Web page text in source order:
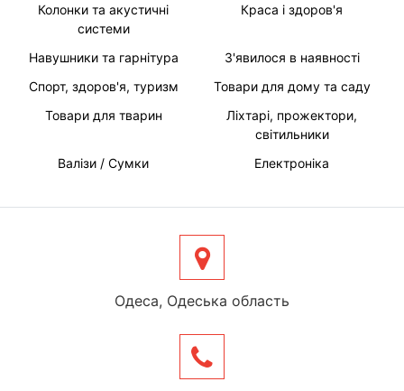
Колонки та акустичні
системи
Краса і здоров'я
Навушники та гарнітура
З'явилося в наявності
Спорт, здоров'я, туризм
Товари для дому та саду
Товари для тварин
Ліхтарі, прожектори,
світильники
Валізи / Сумки
Електроніка
Одеса, Одеська область